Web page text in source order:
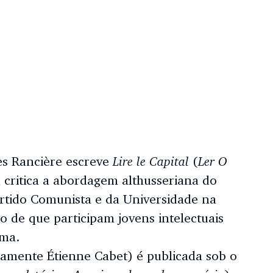
Rancière escreveLire le Capital (Ler O
a abordagem althusseriana do
Comunista e da Universidade na
de que participam jovens intelectuais
Étienne Cabet) é publicada sob o